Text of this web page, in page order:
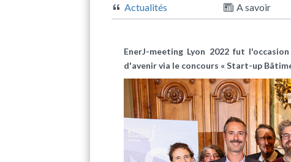
Actualités A savoir
EnerJ-meeting Lyon 2022 fut
d'avenir via le concours « Start-up